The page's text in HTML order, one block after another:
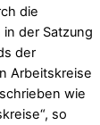
die
der Satzung
der
Arbeitskreise
wie
so